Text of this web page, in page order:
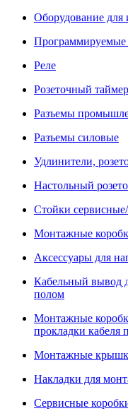
Оборудование
Программируемые
Реле
Розеточный таймер
Разъемы
Разъемы силовые
Удлинители,
Настольный
Стойки
Монтажные
Аксессуары для
Кабельный вывод
полом
Монтажные
прокладки кабеля
Монтажные
Накладки для
Сервисные